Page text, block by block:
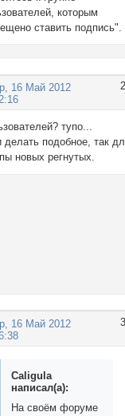
которым
ставить подпись".
2
16 Май 2012
тупо...
делать подобное, так
новых регнутых.
3
16 Май 2012
Caligula
написал(а):
На своём форуме